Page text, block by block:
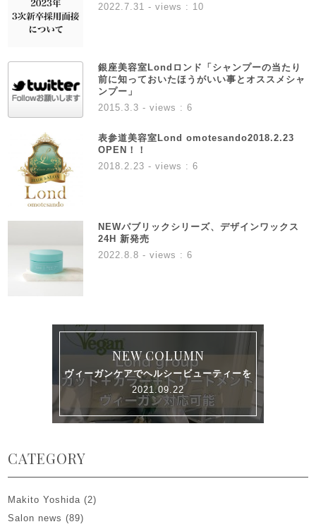
2022.7.31 - views : 10
銀座美容室Londロンド「シャンプーの当たり
前に知っておいたほうがいい事とオススメシャ
ンプー」
2015.3.3 - views : 6
表参道美容室Lond omotesando2018.2.23
OPEN！！
2018.2.23 - views : 6
NEWパブリックシリーズ、デザインワックス
24H 新発売
2022.8.8 - views : 6
NEW COLUMN
ヴィーガンケアでヘルシービューティーを
2021.09.22
CATEGORY
Makito Yoshida (2)
Salon news (89)